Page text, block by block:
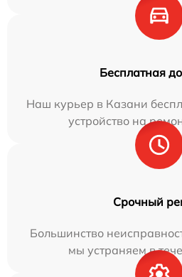
Бесплатная
Наш курьер в Казани
устройство на
Срочный
Большинство
мы устраняем в